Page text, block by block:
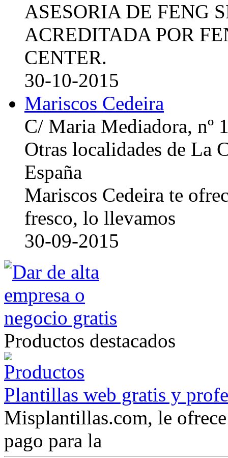
ASESORIA DE FENG
ACREDITADA POR
CENTER.
30-10-2015
Mariscos Cedeira
C/ Maria Mediadora, nº
Otras localidades de La
España
Mariscos Cedeira te
fresco, lo llevamos
30-09-2015
Productos destacados
Plantillas web gratis y
Misplantillas.com, le
pago para la